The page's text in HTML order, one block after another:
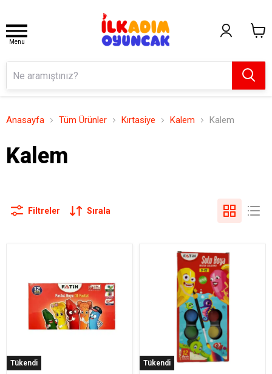
Menu
Anasayfa Tüm Ürünler Kırtasiye Kalem Kalem
Kalem
Filtreler Sırala
Tükendi Tükendi